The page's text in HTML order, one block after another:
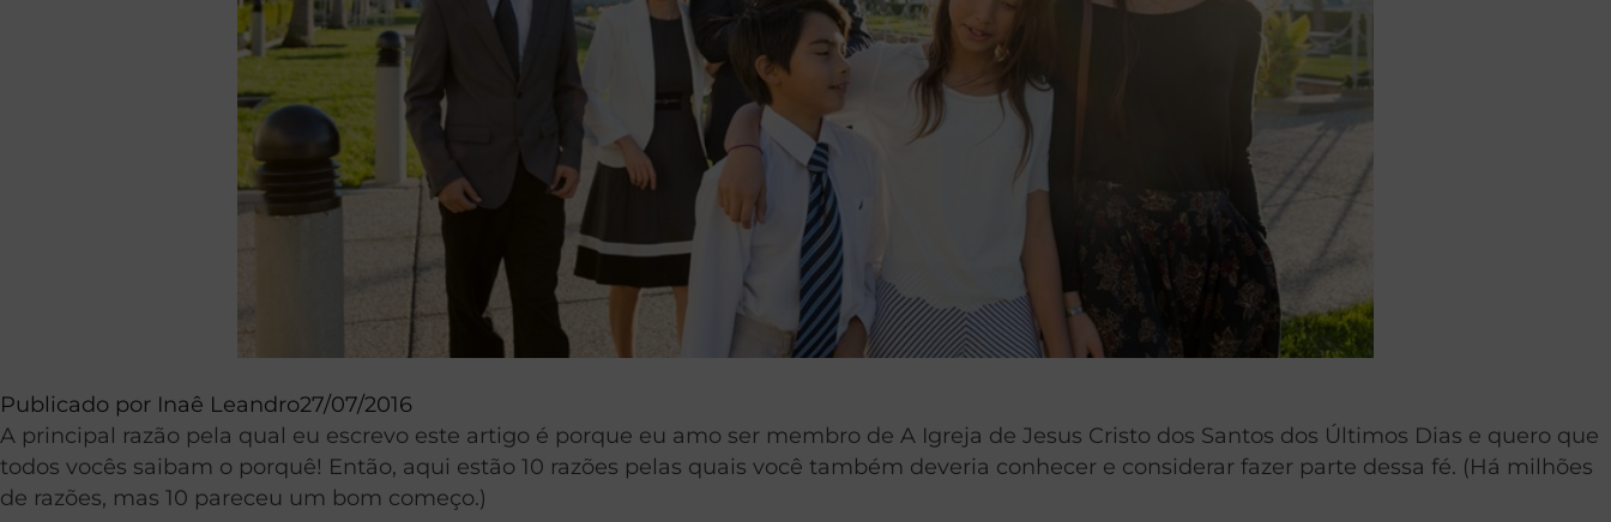
Publicado por Inaê Leandro27/07/2016
A principal razão pela qual eu escrevo este artigo é porque eu amo ser membro de A Igreja de Jesus Cristo dos Santos dos Últimos Dias e quero que
todos vocês saibam o porquê! Então, aqui estão 10 razões pelas quais você também deveria conhecer e considerar fazer parte dessa fé. (Há milhões
de razões, mas 10 pareceu um bom começo.)